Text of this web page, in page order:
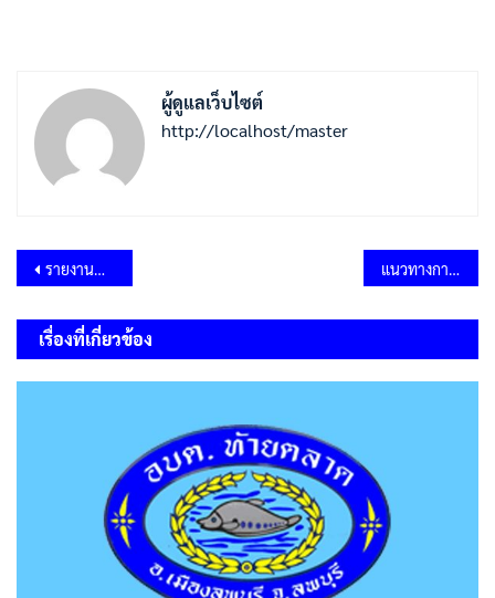
ผู้ดูแลเว็บไซต์
http://localhost/master
แนะแนว
เรื่อง
รายงานผลการติดตามและประเมินผลแผนพัฒนา ประจำปีงบประมาณ พ.ศ.2566 แนวทางการปฏิบัติ Do’s & Don’ts องค์การบริหารส่วนตำบลท้ายตลาด
เรื่องที่เกี่ยวข้อง